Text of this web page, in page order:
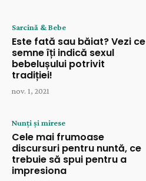
Sarcină & Bebe
Este fată sau băiat? Vezi ce
semne îți indică sexul
bebelușului potrivit
tradiției!
nov. 1, 2021
Nunți și mirese
Cele mai frumoase
discursuri pentru nuntă, ce
trebuie să spui pentru a
impresiona